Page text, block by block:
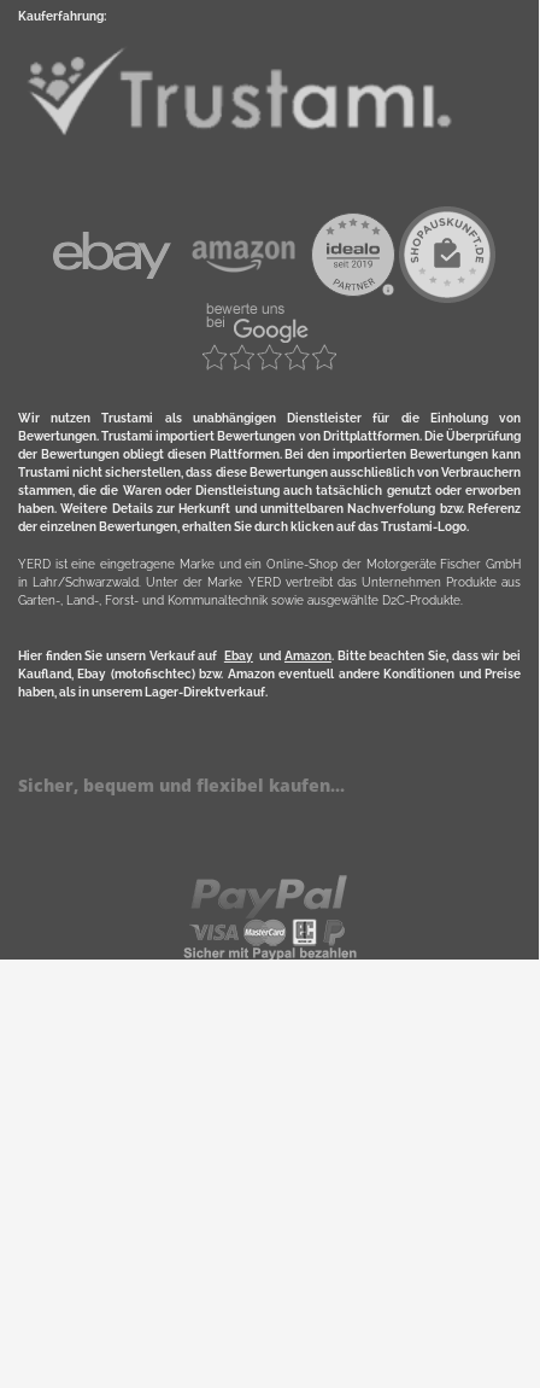
Kauferfahrung:
Wir nutzen Trustami als unabhängigen Dienstleister für die Einholung von
Bewertungen. Trustami importiert Bewertungen von Drittplattformen. Die Überprüfung
der Bewertungen obliegt diesen Plattformen. Bei den importierten Bewertungen kann
Trustami nicht sicherstellen, dass diese Bewertungen ausschließlich von Verbrauchern
stammen, die die Waren oder Dienstleistung auch tatsächlich genutzt oder erworben
haben. Weitere Details zur Herkunft und unmittelbaren Nachverfolung bzw. Referenz
der einzelnen Bewertungen, erhalten Sie durch klicken auf das Trustami-Logo.
YERD ist eine eingetragene Marke und ein Online-Shop der Motorgeräte Fischer GmbH
in Lahr/Schwarzwald. Unter der Marke YERD vertreibt das Unternehmen Produkte aus
Garten-, Land-, Forst- und Kommunaltechnik sowie ausgewählte D2C-Produkte.
Hier finden Sie unsern Verkauf auf Ebayund Amazon. Bitte beachten Sie, dass wir bei
Kaufland, Ebay (motofischtec) bzw. Amazon eventuell andere Konditionen und Preise
haben, als in unserem Lager-Direktverkauf.
Sicher, bequem und flexibel kaufen...